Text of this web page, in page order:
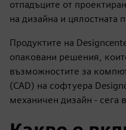
отпадъците от
на дизайна и цялостната
Продуктите на
опаковани решения,
възможностите за
(CAD) на софтуера
механичен дизайн - сега